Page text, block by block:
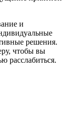
и
решения.
чтобы вы
расслабиться.